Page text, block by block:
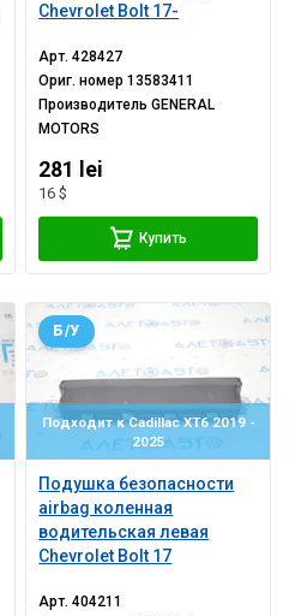
Chevrolet Bolt 17-
Арт.428427
Ориг. номер13583411
ПроизводительGENERAL
MOTORS
281 lei
16 $
Купить
Подходит к Cadillac XT6 2019 -
2025
Подушка безопасности
airbag коленная
водительская левая
Chevrolet Bolt 17
Б/У
Арт.404211